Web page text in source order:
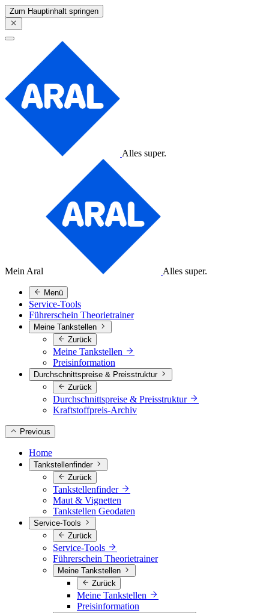
Zum Hauptinhalt springen
Alles super.
Mein Aral Alles super.
Menü
Service-Tools
Führerschein Theorietrainer
Meine Tankstellen
Zurück
Meine Tankstellen
Preisinformation
Durchschnittspreise & Preisstruktur
Zurück
Durchschnittspreise & Preisstruktur
Kraftstoffpreis-Archiv
Previous
Home
Tankstellenfinder
Zurück
Tankstellenfinder
Maut & Vignetten
Tankstellen Geodaten
Service-Tools
Zurück
Service-Tools
Führerschein Theorietrainer
Meine Tankstellen
Zurück
Meine Tankstellen
Preisinformation